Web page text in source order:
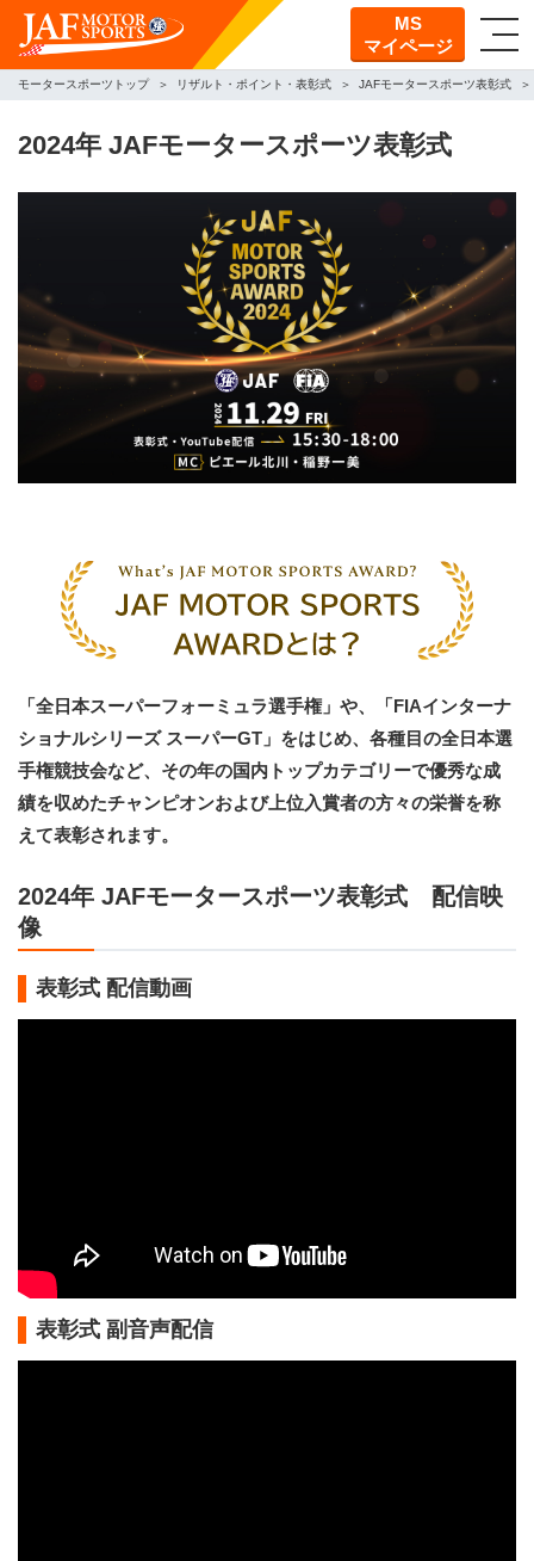
MS
マイページ
モータースポーツトップ リザルト・ポイント・表彰式 JAFモータースポーツ表彰式
2024年 JAFモータースポーツ表彰式
「全日本スーパーフォーミュラ選手権」や、「FIAインターナ
ショナルシリーズ スーパーGT」をはじめ、各種目の全日本選
手権競技会など、その年の国内トップカテゴリーで優秀な成
績を収めたチャンピオンおよび上位入賞者の方々の栄誉を称
えて表彰されます。
2024年 JAFモータースポーツ表彰式 配信映
像
表彰式 配信動画
表彰式 副音声配信